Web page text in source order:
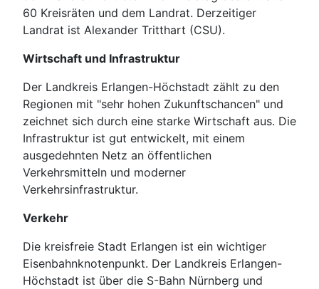
60 Kreisräten und dem Landrat. Derzeitiger
Landrat ist Alexander Tritthart (CSU).
Wirtschaft und Infrastruktur
Der Landkreis Erlangen-Höchstadt zählt zu den
Regionen mit "sehr hohen Zukunftschancen" und
zeichnet sich durch eine starke Wirtschaft aus. Die
Infrastruktur ist gut entwickelt, mit einem
ausgedehnten Netz an öffentlichen
Verkehrsmitteln und moderner
Verkehrsinfrastruktur.
Verkehr
Die kreisfreie Stadt Erlangen ist ein wichtiger
Eisenbahnknotenpunkt. Der Landkreis Erlangen-
Höchstadt ist über die S-Bahn Nürnberg und